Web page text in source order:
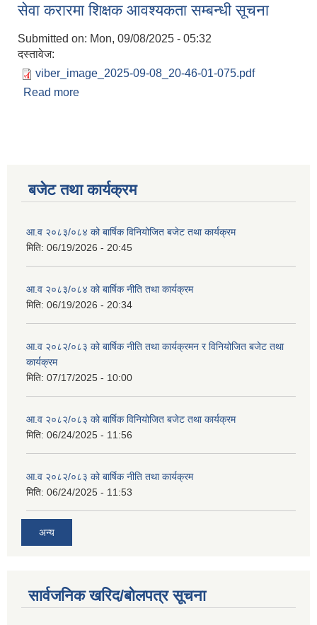
सम्बन्धी सूचना
सेवा करारमा शिक्षक आवश्यकता सम्बन्धी सूचना
Submitted on: Mon, 09/08/2025 - 05:32
दस्तावेज:
viber_image_2025-09-08_20-46-01-075.pdf
Read more
बजेट तथा कार्यक्रम
आ.व २०८३/०८४ को बार्षिक विनियोजित बजेट तथा कार्यक्रम
मिति: 06/19/2026 - 20:45
आ.व २०८३/०८४ को बार्षिक नीति तथा कार्यक्रम
मिति: 06/19/2026 - 20:34
आ.व २०८२/०८३ को बार्षिक नीति तथा कार्यक्रमन र विनियोजित बजेट तथा
कार्यक्रम
मिति: 07/17/2025 - 10:00
आ.व २०८२/०८३ को बार्षिक विनियोजित बजेट तथा कार्यक्रम
मिति: 06/24/2025 - 11:56
आ.व २०८२/०८३ को बार्षिक नीति तथा कार्यक्रम
मिति: 06/24/2025 - 11:53
अन्य
सार्वजनिक खरिद/बोलपत्र सूचना